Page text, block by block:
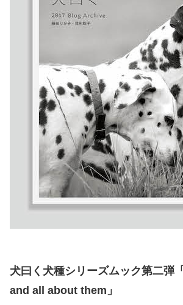
犬曰く犬種シリーズムック第二弾
and all about them」